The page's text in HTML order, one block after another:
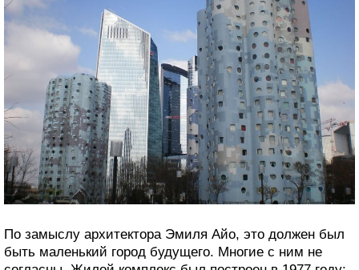
По замыслу архитектора Эмиля Айо, это должен был
быть маленький город будущего. Многие с ним не